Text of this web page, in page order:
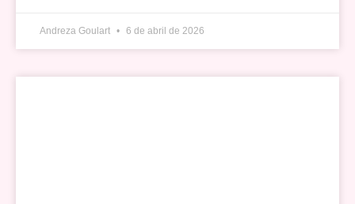
Andreza Goulart 6 de abril de 2026